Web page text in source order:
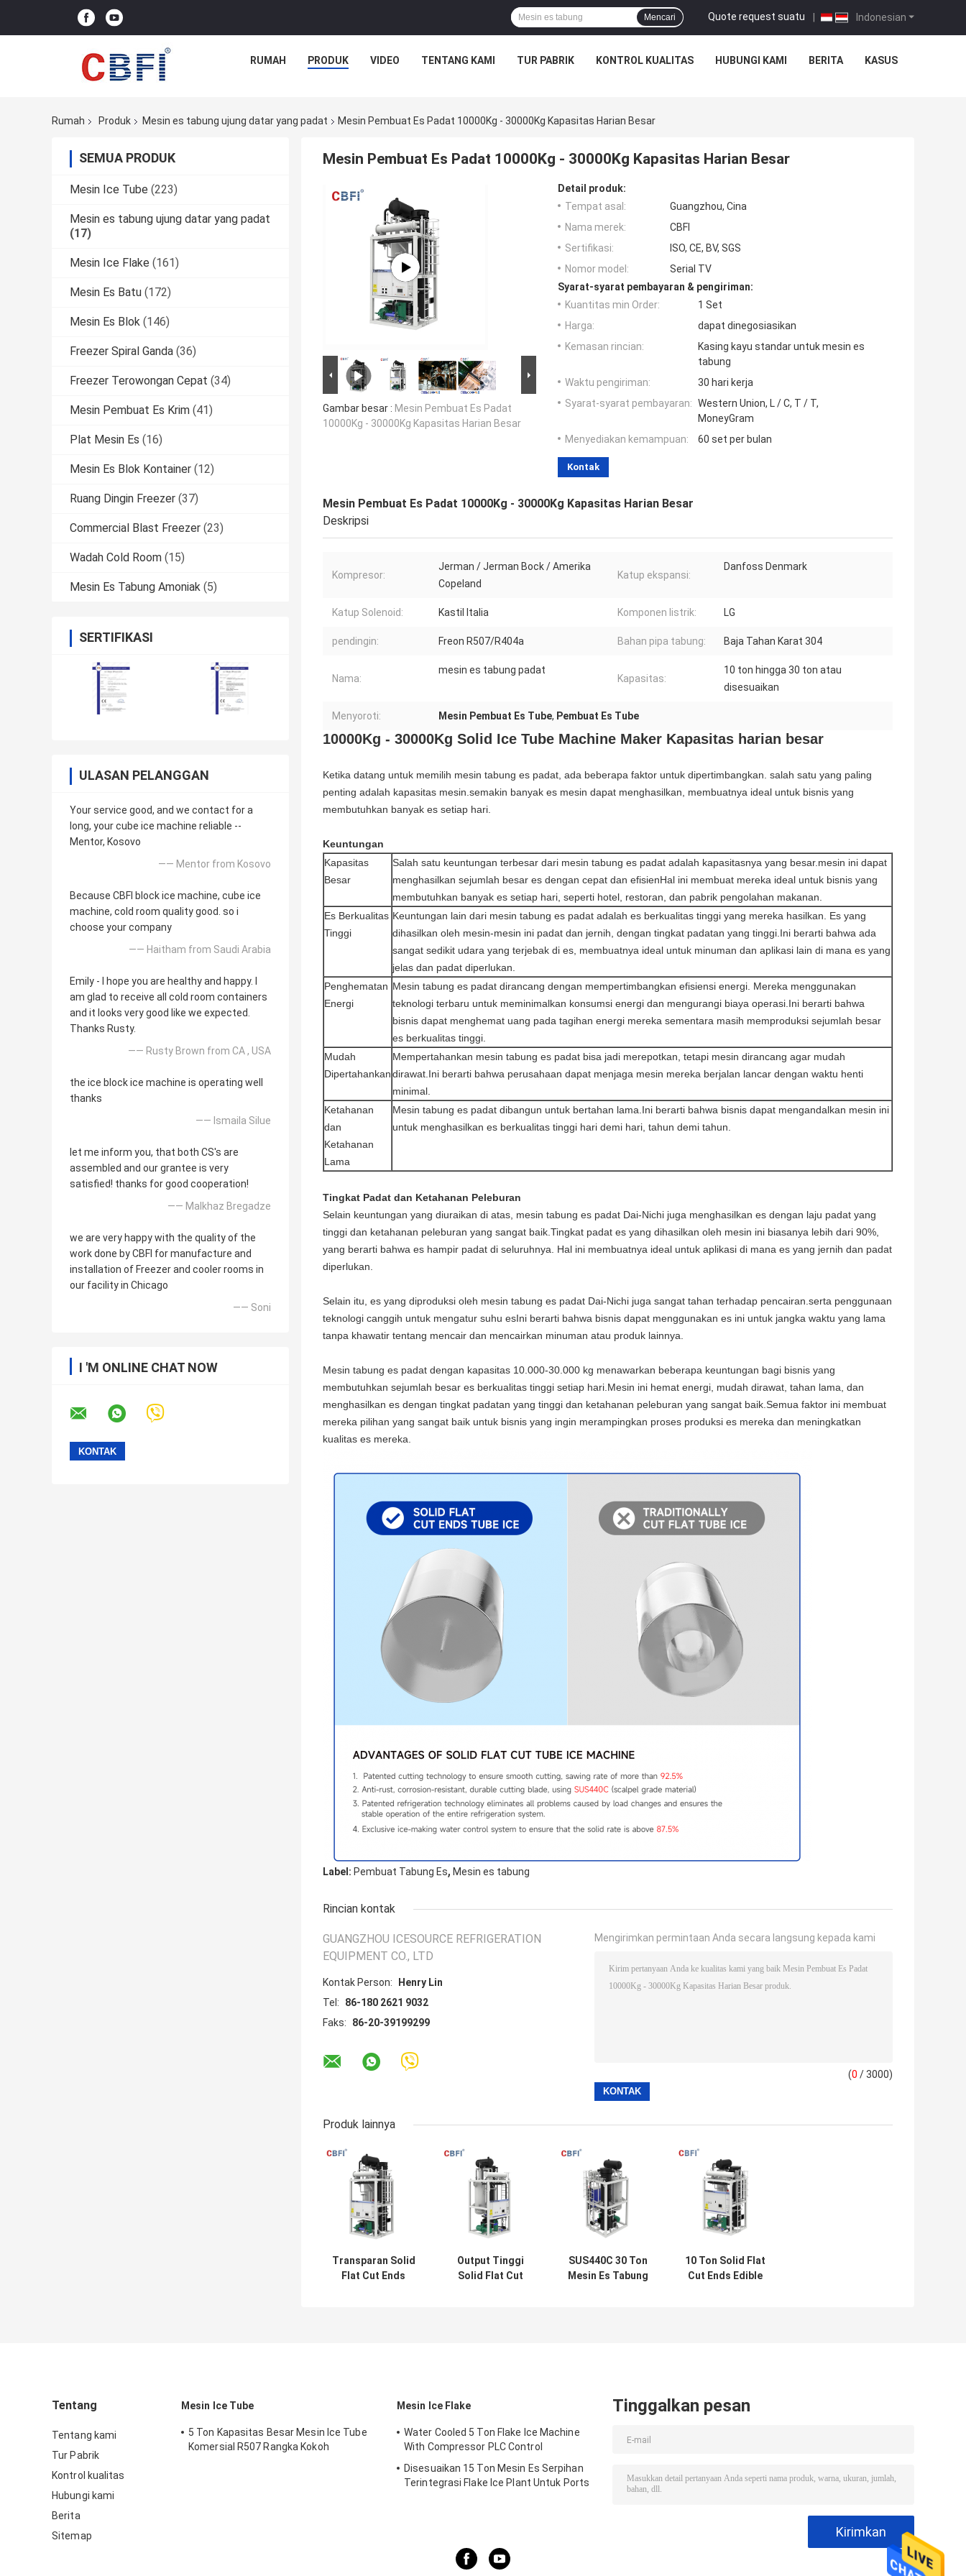
Indonesian
Quote request suatu |
Mencari
RUMAH PRODUK VIDEO TENTANG KAMI TUR PABRIK KONTROL KUALITAS HUBUNGI KAMI BERITA KASUS
Rumah Produk Mesin es tabung ujung datar yang padat Mesin Pembuat Es Padat 10000Kg - 30000Kg Kapasitas Harian Besar
SEMUA PRODUK
Mesin Ice Tube (223)
Mesin es tabung ujung datar yang padat
(17)
Mesin Ice Flake (161)
Mesin Es Batu (172)
Mesin Es Blok (146)
Freezer Spiral Ganda (36)
Freezer Terowongan Cepat (34)
Mesin Pembuat Es Krim (41)
Plat Mesin Es (16)
Mesin Es Blok Kontainer (12)
Ruang Dingin Freezer (37)
Commercial Blast Freezer (23)
Wadah Cold Room (15)
Mesin Es Tabung Amoniak (5)
SERTIFIKASI
ULASAN PELANGGAN
Your service good, and we contact for a
long, your cube ice machine reliable --
Mentor, Kosovo
—— Mentor from Kosovo
Because CBFI block ice machine, cube ice
machine, cold room quality good. so i
choose your company
—— Haitham from Saudi Arabia
Emily - I hope you are healthy and happy. I
am glad to receive all cold room containers
and it looks very good like we expected.
Thanks Rusty.
—— Rusty Brown from CA , USA
the ice block ice machine is operating well
thanks
—— Ismaila Silue
let me inform you, that both CS's are
assembled and our grantee is very
satisfied! thanks for good cooperation!
—— Malkhaz Bregadze
we are very happy with the quality of the
work done by CBFI for manufacture and
installation of Freezer and cooler rooms in
our facility in Chicago
—— Soni
I 'M ONLINE CHAT NOW
Mesin Pembuat Es Padat 10000Kg - 30000Kg Kapasitas Harian Besar
Gambar besar : Mesin Pembuat Es Padat
10000Kg - 30000Kg Kapasitas Harian Besar
Detail produk:
Tempat asal:
Guangzhou, Cina
Nama merek:
CBFI
Sertifikasi:
ISO, CE, BV, SGS
Nomor model:
Serial TV
Syarat-syarat pembayaran & pengiriman:
Kuantitas min Order:
1 Set
Harga:
dapat dinegosiasikan
Kemasan rincian:
Kasing kayu standar untuk mesin es
tabung
Waktu pengiriman:
30 hari kerja
Syarat-syarat pembayaran: Western Union, L / C, T / T,
MoneyGram
Menyediakan kemampuan:
60 set per bulan
Kontak
Mesin Pembuat Es Padat 10000Kg - 30000Kg Kapasitas Harian Besar
Deskripsi
Kompresor:
Jerman / Jerman Bock / Amerika
Copeland
Katup ekspansi:
Danfoss Denmark
Katup Solenoid: Kastil Italia Komponen listrik: LG
pendingin: Freon R507/R404a Bahan pipa tabung: Baja Tahan Karat 304
Nama:
mesin es tabung padat
Kapasitas:
10 ton hingga 30 ton atau
disesuaikan
Menyoroti: Mesin Pembuat Es Tube, Pembuat Es Tube
10000Kg - 30000Kg Solid Ice Tube Machine Maker Kapasitas harian besar
Ketika datang untuk memilih mesin tabung es padat, ada beberapa faktor untuk dipertimbangkan. salah satu yang paling
penting adalah kapasitas mesin.semakin banyak es mesin dapat menghasilkan, membuatnya ideal untuk bisnis yang
membutuhkan banyak es setiap hari.
Keuntungan
Kapasitas
Besar
Salah satu keuntungan terbesar dari mesin tabung es padat adalah kapasitasnya yang besar.mesin ini dapat
menghasilkan sejumlah besar es dengan cepat dan efisienHal ini membuat mereka ideal untuk bisnis yang
membutuhkan banyak es setiap hari, seperti hotel, restoran, dan pabrik pengolahan makanan.
Es Berkualitas
Tinggi
Keuntungan lain dari mesin tabung es padat adalah es berkualitas tinggi yang mereka hasilkan. Es yang
dihasilkan oleh mesin-mesin ini padat dan jernih, dengan tingkat padatan yang tinggi.Ini berarti bahwa ada
sangat sedikit udara yang terjebak di es, membuatnya ideal untuk minuman dan aplikasi lain di mana es yang
jelas dan padat diperlukan.
Penghematan
Energi
Mesin tabung es padat dirancang dengan mempertimbangkan efisiensi energi. Mereka menggunakan
teknologi terbaru untuk meminimalkan konsumsi energi dan mengurangi biaya operasi.Ini berarti bahwa
bisnis dapat menghemat uang pada tagihan energi mereka sementara masih memproduksi sejumlah besar
es berkualitas tinggi.
Mudah
Dipertahankan
Mempertahankan mesin tabung es padat bisa jadi merepotkan, tetapi mesin dirancang agar mudah
dirawat.Ini berarti bahwa perusahaan dapat menjaga mesin mereka berjalan lancar dengan waktu henti
minimal.
Ketahanan
dan
Ketahanan
Lama
Mesin tabung es padat dibangun untuk bertahan lama.Ini berarti bahwa bisnis dapat mengandalkan mesin ini
untuk menghasilkan es berkualitas tinggi hari demi hari, tahun demi tahun.
Tingkat Padat dan Ketahanan Peleburan
Selain keuntungan yang diuraikan di atas, mesin tabung es padat Dai-Nichi juga menghasilkan es dengan laju padat yang
tinggi dan ketahanan peleburan yang sangat baik.Tingkat padat es yang dihasilkan oleh mesin ini biasanya lebih dari 90%,
yang berarti bahwa es hampir padat di seluruhnya. Hal ini membuatnya ideal untuk aplikasi di mana es yang jernih dan padat
diperlukan.
Selain itu, es yang diproduksi oleh mesin tabung es padat Dai-Nichi juga sangat tahan terhadap pencairan.serta penggunaan
teknologi canggih untuk mengatur suhu esIni berarti bahwa bisnis dapat menggunakan es ini untuk jangka waktu yang lama
tanpa khawatir tentang mencair dan mencairkan minuman atau produk lainnya.
Mesin tabung es padat dengan kapasitas 10.000-30.000 kg menawarkan beberapa keuntungan bagi bisnis yang
membutuhkan sejumlah besar es berkualitas tinggi setiap hari.Mesin ini hemat energi, mudah dirawat, tahan lama, dan
menghasilkan es dengan tingkat padatan yang tinggi dan ketahanan peleburan yang sangat baik.Semua faktor ini membuat
mereka pilihan yang sangat baik untuk bisnis yang ingin merampingkan proses produksi es mereka dan meningkatkan
kualitas es mereka.
Label: Pembuat Tabung Es, Mesin es tabung
Rincian kontak
GUANGZHOU ICESOURCE REFRIGERATION
EQUIPMENT CO., LTD
Kontak Person:
Henry Lin
Tel:
86-180 2621 9032
Faks:
86-20-39199299
Mengirimkan permintaan Anda secara langsung kepada kami
(0 / 3000)
Produk lainnya
Transparan Solid
Flat Cut Ends
Output Tinggi
Solid Flat Cut
SUS440C 30 Ton
Mesin Es Tabung
10 Ton Solid Flat
Cut Ends Edible
Tentang
Tentang kami
Tur Pabrik
Kontrol kualitas
Hubungi kami
Berita
Sitemap
Mesin Ice Tube
5 Ton Kapasitas Besar Mesin Ice Tube
Komersial R507 Rangka Kokoh
Mesin Ice Flake
Water Cooled 5 Ton Flake Ice Machine
With Compressor PLC Control
Disesuaikan 15 Ton Mesin Es Serpihan
Terintegrasi Flake Ice Plant Untuk Ports
Tinggalkan pesan